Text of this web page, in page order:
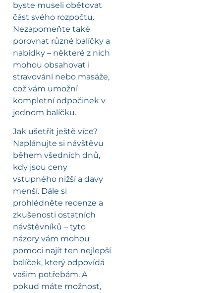
byste museli obětovat
část svého rozpočtu.
Nezapomeňte také
porovnat různé balíčky a
nabídky – některé z nich
mohou obsahovat i
stravování nebo masáže,
což vám umožní
kompletní odpočinek v
jednom balíčku.
Jak ušetřit ještě více?
Naplánujte si návštěvu
během všedních dnů,
kdy jsou ceny
vstupného nižší a davy
menší. Dále si
prohlédněte recenze a
zkušenosti ostatních
návštěvníků – tyto
názory vám mohou
pomoci najít ten nejlepší
balíček, který odpovídá
vašim potřebám. A
pokud máte možnost,